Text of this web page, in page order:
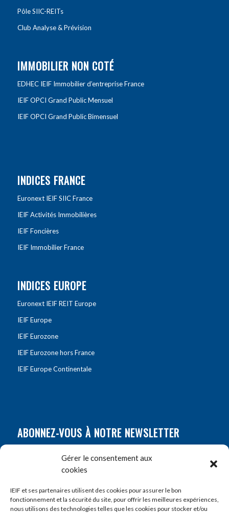
Gérer le consentement aux
cookies
IEIF et ses partenaires utilisent des cookies pour assurer le bon
fonctionnement et la sécurité du site, pour offrir les meilleures expériences,
nous utilisons des technologies telles que les cookies pour stocker et/ou
Pôle SIIC-REITs
Club Analyse & Prévision
IMMOBILIER NON COTÉ
EDHEC IEIF Immobilier d’entreprise France
IEIF OPCI Grand Public Mensuel
IEIF OPCI Grand Public Bimensuel
INDICES FRANCE
Euronext IEIF SIIC France
IEIF Activités Immobilières
IEIF Foncières
IEIF Immobilier France
INDICES EUROPE
Euronext IEIF REIT Europe
IEIF Europe
IEIF Eurozone
IEIF Eurozone hors France
IEIF Europe Continentale
ABONNEZ-VOUS À NOTRE NEWSLETTER
Prénom*